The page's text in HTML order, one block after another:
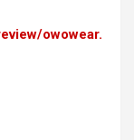
owowear.